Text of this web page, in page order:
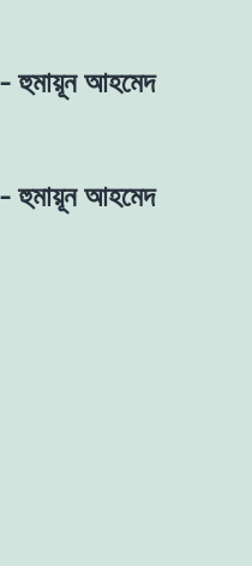
হুমায়ূন আহমেদ
হুমায়ূন আহমেদ